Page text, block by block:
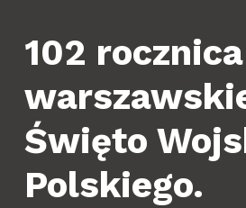
102
Święto
Polskiego.